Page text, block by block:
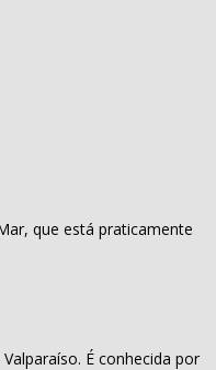
que está praticamente
É conhecida por